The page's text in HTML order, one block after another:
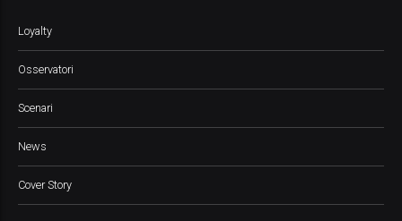
Loyalty
Osservatori
Scenari
News
Cover Story